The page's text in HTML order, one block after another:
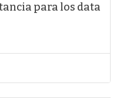
para los data